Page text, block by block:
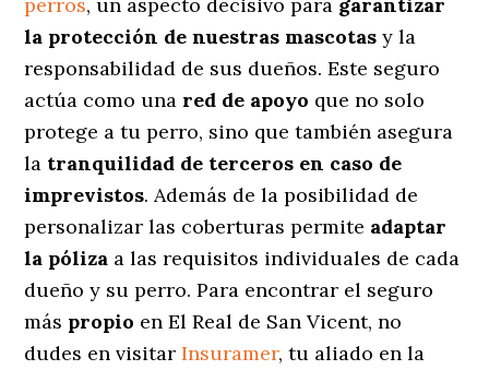
la protección de nuestras mascotas y la
responsabilidad de sus dueños. Este seguro
actúa como una red de apoyo que no solo
protege a tu perro, sino que también asegura
la tranquilidad de terceros en caso de
imprevistos. Además de la posibilidad de
personalizar las coberturas permite adaptar
la póliza a las requisitos individuales de cada
dueño y su perro. Para encontrar el seguro
más propio en El Real de San Vicent, no
dudes en visitarInsuramer, tu aliado en la